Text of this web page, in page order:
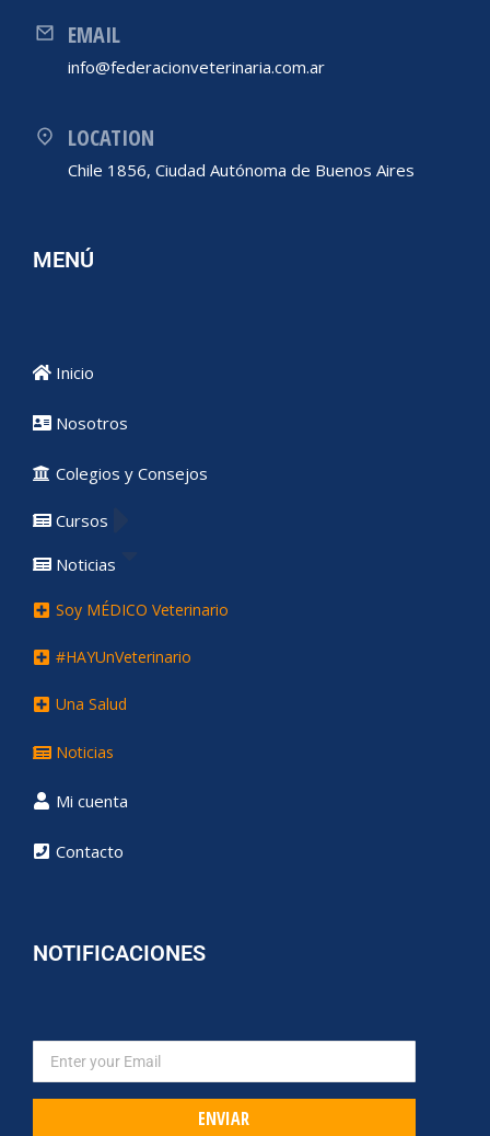
EMAIL
info@federacionveterinaria.com.ar
LOCATION
Chile 1856, Ciudad Autónoma de Buenos Aires
MENÚ
Inicio
Nosotros
Colegios y Consejos
Cursos
Noticias
Soy MÉDICO Veterinario
#HAYUnVeterinario
Una Salud
Noticias
Mi cuenta
Contacto
NOTIFICACIONES
ENVIAR